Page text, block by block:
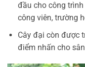
đầu cho công
công viên, trường
Cây đại còn được
điểm nhấn cho